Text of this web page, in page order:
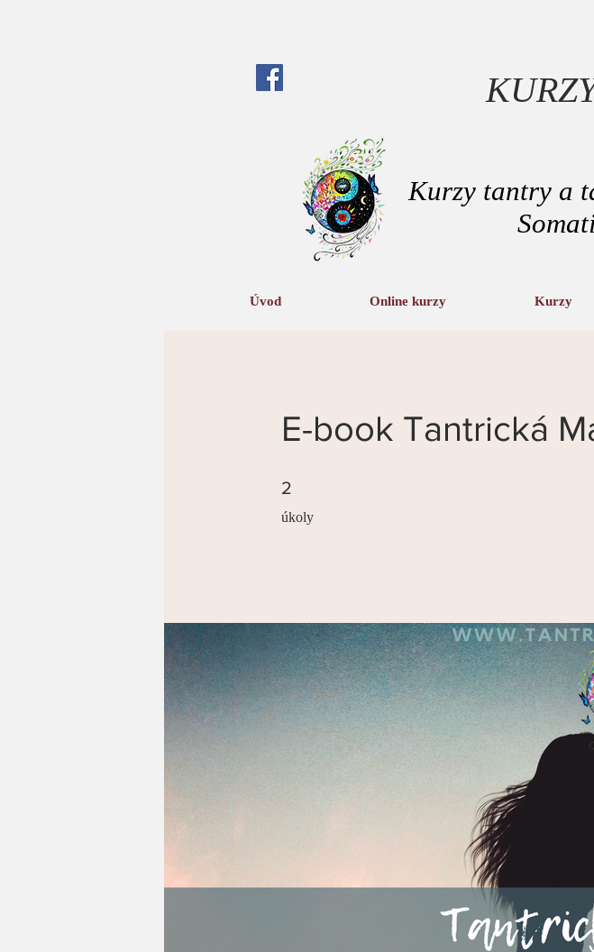
Kurzy tantry a
Úvod Online kurzy Kurzy
E-book Tantrická
2
úkoly
2 úkoly